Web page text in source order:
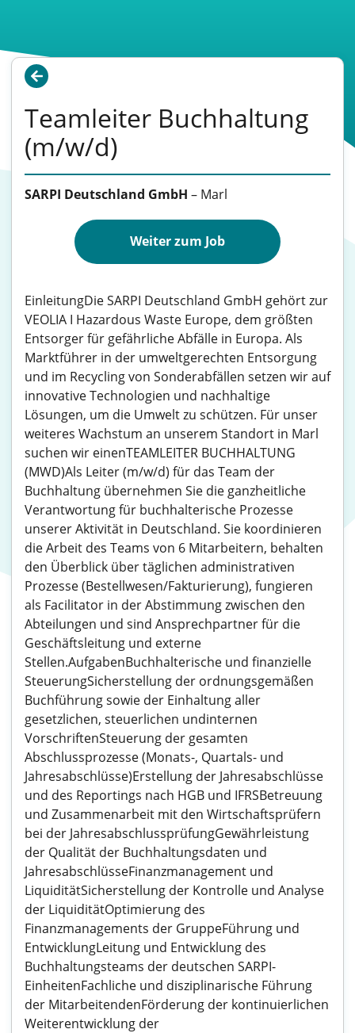
Teamleiter Buchhaltung
(m/w/d)
SARPI Deutschland GmbH – Marl
Weiter zum Job
EinleitungDie SARPI Deutschland GmbH gehört zur
VEOLIA I Hazardous Waste Europe, dem größten
Entsorger für gefährliche Abfälle in Europa. Als
Marktführer in der umweltgerechten Entsorgung
und im Recycling von Sonderabfällen setzen wir auf
innovative Technologien und nachhaltige
Lösungen, um die Umwelt zu schützen. Für unser
weiteres Wachstum an unserem Standort in Marl
suchen wir einenTEAMLEITER BUCHHALTUNG
(MWD)Als Leiter (m/w/d) für das Team der
Buchhaltung übernehmen Sie die ganzheitliche
Verantwortung für buchhalterische Prozesse
unserer Aktivität in Deutschland. Sie koordinieren
die Arbeit des Teams von 6 Mitarbeitern, behalten
den Überblick über täglichen administrativen
Prozesse (Bestellwesen/Fakturierung), fungieren
als Facilitator in der Abstimmung zwischen den
Abteilungen und sind Ansprechpartner für die
Geschäftsleitung und externe
Stellen.AufgabenBuchhalterische und finanzielle
SteuerungSicherstellung der ordnungsgemäßen
Buchführung sowie der Einhaltung aller
gesetzlichen, steuerlichen undinternen
VorschriftenSteuerung der gesamten
Abschlussprozesse (Monats-, Quartals- und
Jahresabschlüsse)Erstellung der Jahresabschlüsse
und des Reportings nach HGB und IFRSBetreuung
und Zusammenarbeit mit den Wirtschaftsprüfern
bei der JahresabschlussprüfungGewährleistung
der Qualität der Buchhaltungsdaten und
JahresabschlüsseFinanzmanagement und
LiquiditätSicherstellung der Kontrolle und Analyse
der LiquiditätOptimierung des
Finanzmanagements der GruppeFührung und
EntwicklungLeitung und Entwicklung des
Buchhaltungsteams der deutschen SARPI-
EinheitenFachliche und disziplinarische Führung
der MitarbeitendenFörderung der kontinuierlichen
Weiterentwicklung der